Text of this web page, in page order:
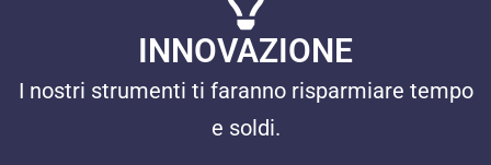
INNOVAZIONE
I nostri strumenti ti faranno risparmiare tempo
e soldi.